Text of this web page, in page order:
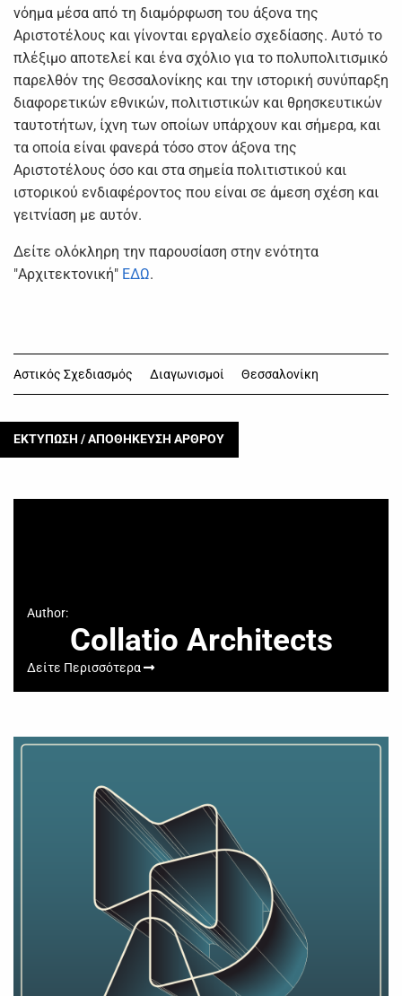
νόημα μέσα από τη διαμόρφωση του άξονα της
Αριστοτέλους και γίνονται εργαλείο σχεδίασης. Αυτό το
πλέξιμο αποτελεί και ένα σχόλιο για το πολυπολιτισμικό
παρελθόν της Θεσσαλονίκης και την ιστορική συνύπαρξη
διαφορετικών εθνικών, πολιτιστικών και θρησκευτικών
ταυτοτήτων, ίχνη των οποίων υπάρχουν και σήμερα, και
τα οποία είναι φανερά τόσο στον άξονα της
Αριστοτέλους όσο και στα σημεία πολιτιστικού και
ιστορικού ενδιαφέροντος που είναι σε άμεση σχέση και
γειτνίαση με αυτόν.
Δείτε ολόκληρη την παρουσίαση στην ενότητα
"Αρχιτεκτονική" ΕΔΩ.
Αστικός Σχεδιασμός Διαγωνισμοί Θεσσαλονίκη
ΕΚΤΥΠΩΣΗ / ΑΠΟΘΗΚΕΥΣΗ ΑΡΘΡΟΥ
Author:
Collatio Architects
Δείτε Περισσότερα